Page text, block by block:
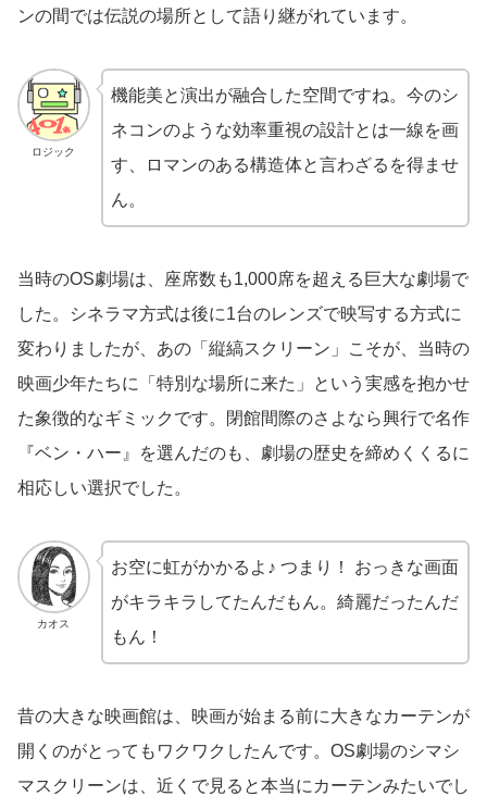
ンの間では伝説の場所として語り継がれています。
ロジック
機能美と演出が融合した空間ですね。今のシ
ネコンのような効率重視の設計とは一線を画
す、ロマンのある構造体と言わざるを得ませ
ん。
当時のOS劇場は、座席数も1,000席を超える巨大な劇場で
した。シネラマ方式は後に1台のレンズで映写する方式に
変わりましたが、あの「縦縞スクリーン」こそが、当時の
映画少年たちに「特別な場所に来た」という実感を抱かせ
た象徴的なギミックです。閉館間際のさよなら興行で名作
『ベン・ハー』を選んだのも、劇場の歴史を締めくくるに
相応しい選択でした。
カオス
お空に虹がかかるよ♪ つまり！ おっきな画面
がキラキラしてたんだもん。綺麗だったんだ
もん！
昔の大きな映画館は、映画が始まる前に大きなカーテンが
開くのがとってもワクワクしたんです。OS劇場のシマシ
マスクリーンは、近くで見ると本当にカーテンみたいでし